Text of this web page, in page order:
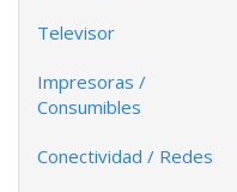
Televisor
Impresoras /
Consumibles
Conectividad / Redes